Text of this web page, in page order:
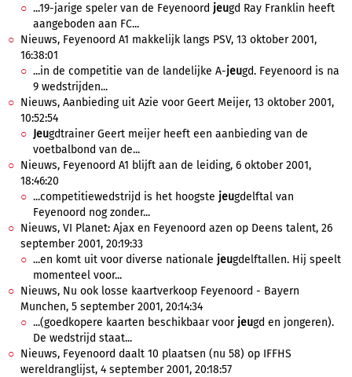
...19-jarige speler van de Feyenoord jeugd Ray Franklin heeft
aangeboden aan FC...
Nieuws, Feyenoord A1 makkelijk langs PSV, 13 oktober 2001,
16:38:01
...in de competitie van de landelijke A-jeugd. Feyenoord is na
9 wedstrijden...
Nieuws, Aanbieding uit Azie voor Geert Meijer, 13 oktober 2001,
10:52:54
Jeugdtrainer Geert meijer heeft een aanbieding van de
voetbalbond van de...
Nieuws, Feyenoord A1 blijft aan de leiding, 6 oktober 2001,
18:46:20
...competitiewedstrijd is het hoogste jeugdelftal van
Feyenoord nog zonder...
Nieuws, VI Planet: Ajax en Feyenoord azen op Deens talent, 26
september 2001, 20:19:33
...en komt uit voor diverse nationale jeugdelftallen. Hij speelt
momenteel voor...
Nieuws, Nu ook losse kaartverkoop Feyenoord - Bayern
Munchen, 5 september 2001, 20:14:34
...(goedkopere kaarten beschikbaar voor jeugd en jongeren).
De wedstrijd staat...
Nieuws, Feyenoord daalt 10 plaatsen (nu 58) op IFFHS
wereldranglijst, 4 september 2001, 20:18:57